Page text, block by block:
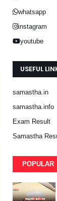
whatsapp
instagram
youtube
USEFUL
samastha.in
samastha.info
Exam Result
Samastha
POPULAR